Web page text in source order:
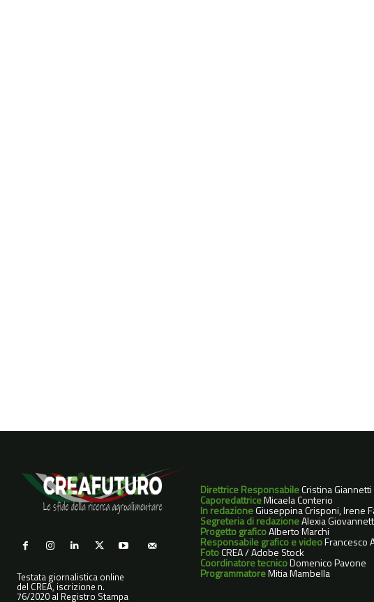
Testata giornalistica online
del CREA, iscrizione n.
76/2020 al Registro Stampa
Direttrice ResponsabileCristina Giannetti
CaporedattriceMicaela Conterio
In redazioneGiuseppina Crisponi, Irene
Segreteria di redazioneAlexia
Progetto graficoAlberto Marchi
Responsabile grafico e videoFrancesco
FotoCREA / Adobe Stock
Coordinatore tecnicoDomenico Pavone
ProgrammatoreMitia Mambella